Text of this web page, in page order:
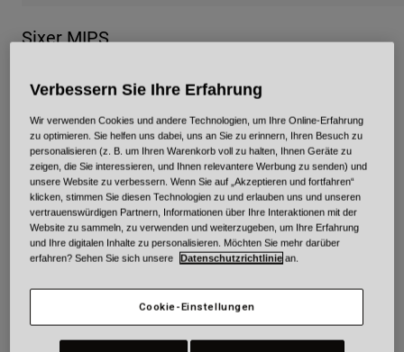
Sixer MIPS
Price reduced from
€ 179,95to € 125,96 30% OFF
Farben -Schwarz
Verbessern Sie Ihre Erfahrung
Wir verwenden Cookies und andere Technologien, um Ihre Online-Erfahrung
zu optimieren. Sie helfen uns dabei, uns an Sie zu erinnern, Ihren Besuch zu
personalisieren (z. B. um Ihren Warenkorb voll zu halten, Ihnen Geräte zu
zeigen, die Sie interessieren, und Ihnen relevantere Werbung zu senden) und
unsere Website zu verbessern. Wenn Sie auf „Akzeptieren und fortfahren“
klicken, stimmen Sie diesen Technologien zu und erlauben uns und unseren
vertrauenswürdigen Partnern, Informationen über Ihre Interaktionen mit der
Website zu sammeln, zu verwenden und weiterzugeben, um Ihre Erfahrung
und Ihre digitalen Inhalte zu personalisieren. Möchten Sie mehr darüber
erfahren? Sehen Sie sich unsere
Datenschutzrichtlinie an.
Cookie-Einstellungen